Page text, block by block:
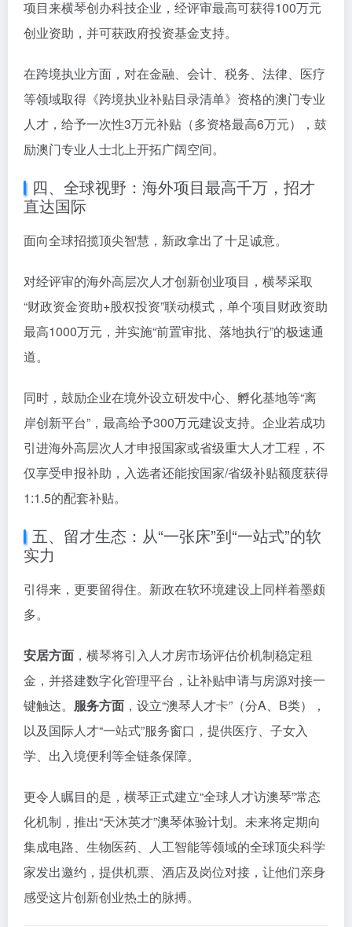
项目来横琴创办科技企业，经评审最高可获得100万元
创业资助，并可获政府投资基金支持。
在跨境执业方面，对在金融、会计、税务、法律、医疗
等领域取得《跨境执业补贴目录清单》资格的澳门专业
人才，给予一次性3万元补贴（多资格最高6万元），鼓
励澳门专业人士北上开拓广阔空间。
四、全球视野：海外项目最高千万，招才
直达国际
面向全球招揽顶尖智慧，新政拿出了十足诚意。
对经评审的海外高层次人才创新创业项目，横琴采取
“财政资金资助+股权投资”联动模式，单个项目财政资助
最高1000万元，并实施“前置审批、落地执行”的极速通
道。
同时，鼓励企业在境外设立研发中心、孵化基地等“离
岸创新平台”，最高给予300万元建设支持。企业若成功
引进海外高层次人才申报国家或省级重大人才工程，不
仅享受申报补助，入选者还能按国家/省级补贴额度获得
1:1.5的配套补贴。
五、留才生态：从“一张床”到“一站式”的软
实力
引得来，更要留得住。新政在软环境建设上同样着墨颇
多。
安居方面 ，横琴将引入人才房市场评估价机制稳定租
金，并搭建数字化管理平台，让补贴申请与房源对接一
键触达。 服务方面 ，设立“澳琴人才卡”（分A、B类），
以及国际人才“一站式”服务窗口，提供医疗、子女入
学、出入境便利等全链条保障。
更令人瞩目的是，横琴正式建立“全球人才访澳琴”常态
化机制，推出“天沐英才”澳琴体验计划。未来将定期向
集成电路、生物医药、人工智能等领域的全球顶尖科学
家发出邀约，提供机票、酒店及岗位对接，让他们亲身
感受这片创新创业热土的脉搏。